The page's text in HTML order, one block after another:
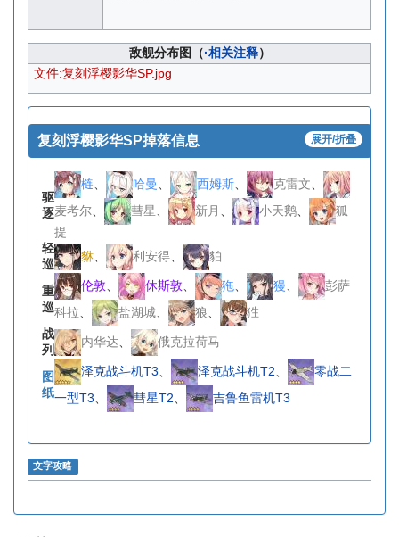
敌舰分布图（·相关注释）
文件:复刻浮樱影华SP.jpg
复刻浮樱影华SP掉落信息 展开/折叠
驱
逐
梿 哈曼 西姆斯 克雷文
麦考尔
彗星 新月 小天鹅
狐
提
轻
巡
貅 利安得 貃
重
巡
伦敦 休斯敦 狏 獌
彭萨
科拉
盐湖城 狼
狌
战
列
内华达 俄克拉荷马
图
纸
泽克战斗机T3 泽克战斗机T2
零战二
一型T3
彗星T2 吉鲁鱼雷机T3
文字攻略